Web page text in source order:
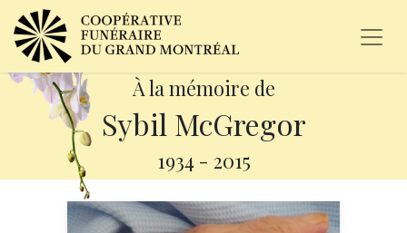
À la mémoire de
Sybil McGregor
1934 - 2015